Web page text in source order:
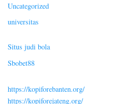
Uncategorized
universitas
Situs judi bola
Sbobet88
https://kopiforebanten.org/
https://kopiforejateng.org/